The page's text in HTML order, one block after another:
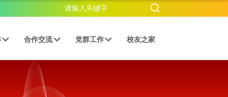
合作交流 党群工作 校友之家